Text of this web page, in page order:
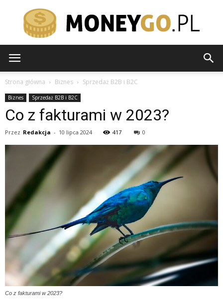
Strona główna Biznes Sprzedaż B2B i B2C
Biznes Sprzedaż B2B i B2C
Co z fakturami w 2023?
Przez Redakcja - 10 lipca 2024 417 0
Co z fakturami w 2023?